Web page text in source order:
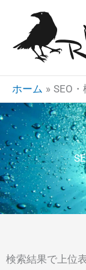
キ
プ
ホーム SEO
検索結果で上位